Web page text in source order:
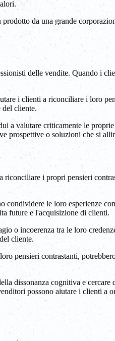
da una grande
delle vendite. Quando i
i clienti a riconciliare i loro
cliente.
a valutare criticamente le
prospettive o soluzioni che si
i propri pensieri
le loro esperienze
future e l'acquisizione di clienti.
o incoerenza tra le loro
cliente.
pensieri contrastanti,
dissonanza cognitiva e
possono aiutare i clienti a